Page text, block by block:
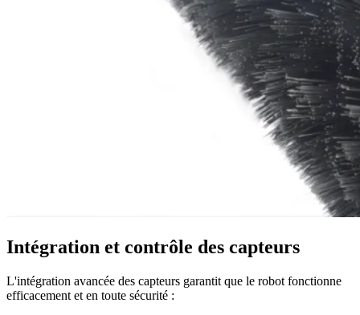
Intégration et contrôle des capteurs
L'intégration avancée des capteurs garantit que le robot fonctionne
efficacement et en toute sécurité :